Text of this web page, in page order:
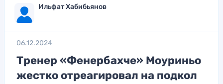
Ильфат Хабибьянов
06.12.2024
Тренер «Фенербахче» Моуриньо
жестко отреагировал на подкол